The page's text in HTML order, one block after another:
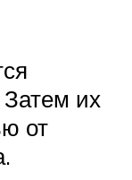
их
от